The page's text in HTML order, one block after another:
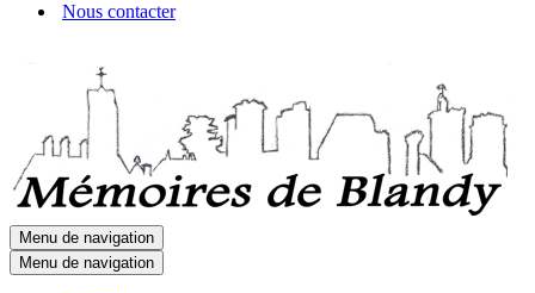
Nous contacter
Menu de navigation
Menu de navigation